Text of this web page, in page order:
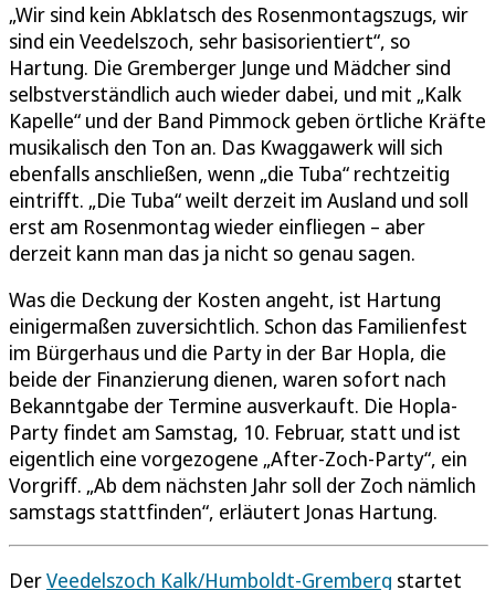
„Wir sind kein Abklatsch des Rosenmontagszugs, wir
sind ein Veedelszoch, sehr basisorientiert“, so
Hartung. Die Gremberger Junge und Mädcher sind
selbstverständlich auch wieder dabei, und mit „Kalk
Kapelle“ und der Band Pimmock geben örtliche Kräfte
musikalisch den Ton an. Das Kwaggawerk will sich
ebenfalls anschließen, wenn „die Tuba“ rechtzeitig
eintrifft. „Die Tuba“ weilt derzeit im Ausland und soll
erst am Rosenmontag wieder einfliegen – aber
derzeit kann man das ja nicht so genau sagen.
Was die Deckung der Kosten angeht, ist Hartung
einigermaßen zuversichtlich. Schon das Familienfest
im Bürgerhaus und die Party in der Bar Hopla, die
beide der Finanzierung dienen, waren sofort nach
Bekanntgabe der Termine ausverkauft. Die Hopla-
Party findet am Samstag, 10. Februar, statt und ist
eigentlich eine vorgezogene „After-Zoch-Party“, ein
Vorgriff. „Ab dem nächsten Jahr soll der Zoch nämlich
samstags stattfinden“, erläutert Jonas Hartung.
DerVeedelszoch Kalk/Humboldt-Gremberg startet